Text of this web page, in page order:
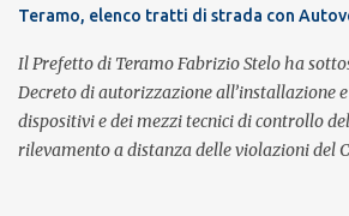
Teramo, elenco tratti di strada con
Il Prefetto di Teramo Fabrizio Stelo ha
Decreto di autorizzazione all’installazione
dispositivi e dei mezzi tecnici di controllo
rilevamento a distanza delle violazioni del